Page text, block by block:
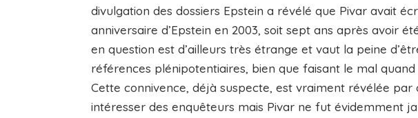
divulgation des dossiers Epstein a révélé que Pivar avait
anniversaire d’Epstein en 2003, soit sept ans après avoir
en question est d’ailleurs très étrange et vaut la peine
références plénipotentiaires, bien que faisant le mal
Cette connivence, déjà suspecte, est vraiment révélée
intéresser des enquêteurs mais Pivar ne fut évidemment